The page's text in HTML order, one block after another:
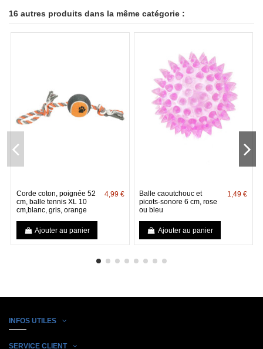
16 autres produits dans la même catégorie :
Corde coton, poignée 52
cm, balle tennis XL 10
cm,blanc, gris, orange
4,99 €
Ajouter au panier
Balle caoutchouc et
picots-sonore 6 cm, rose
ou bleu
1,49 €
Ajouter au panier
INFOS UTILES
SERVICE CLIENT